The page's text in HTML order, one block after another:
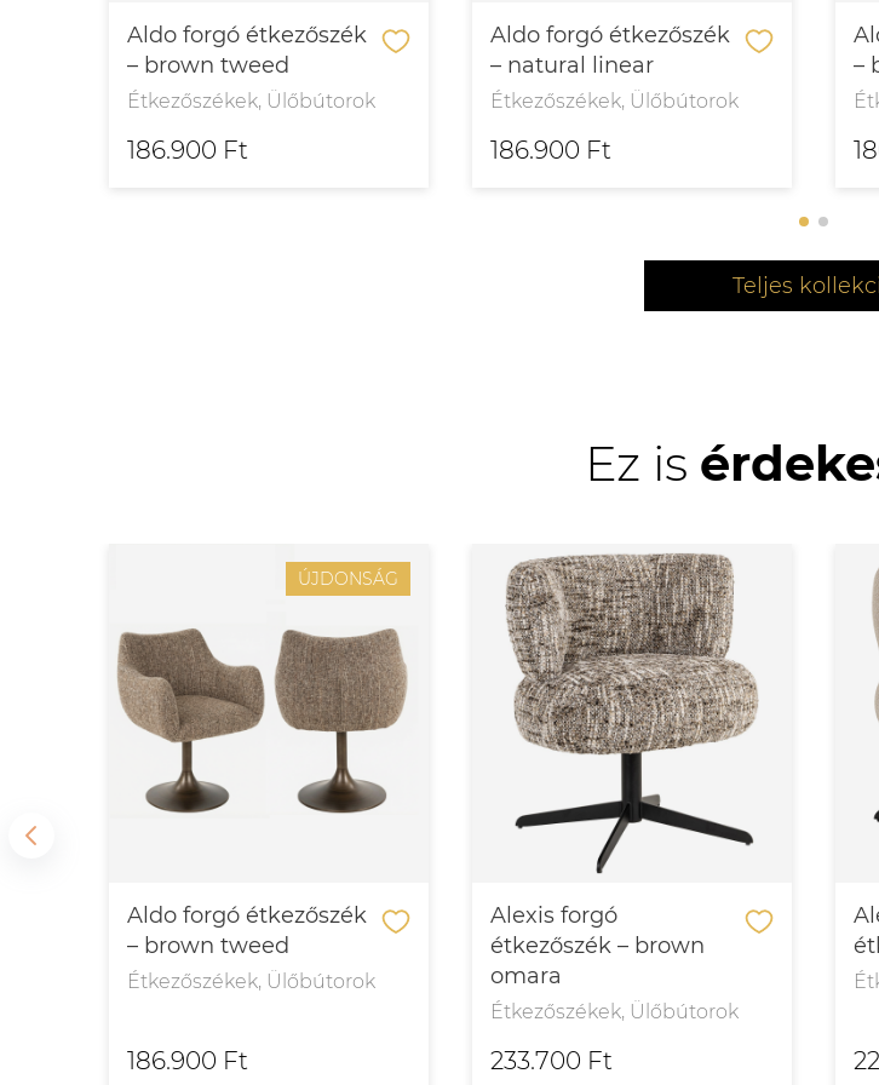
Aldo forgó étkezőszék
– brown tweed
Étkezőszékek, Ülőbútorok
186.900 Ft
Aldo forgó étkezőszék
– natural linear
Étkezőszékek, Ülőbútorok
186.900 Ft
–
Teljes
Ez is
ÚJDONSÁG
Aldo forgó étkezőszék
– brown tweed
Étkezőszékek, Ülőbútorok
186.900 Ft
Alexis forgó
étkezőszék – brown
omara
Étkezőszékek, Ülőbútorok
233.700 Ft